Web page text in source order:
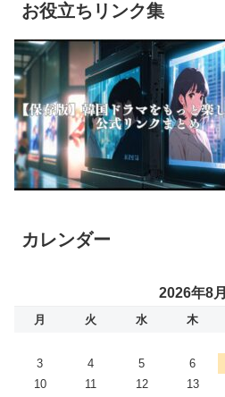
お役立ちリンク集
カレンダー
2026年8月
月 火 水 木
3
4 5 6
10
11 12 13